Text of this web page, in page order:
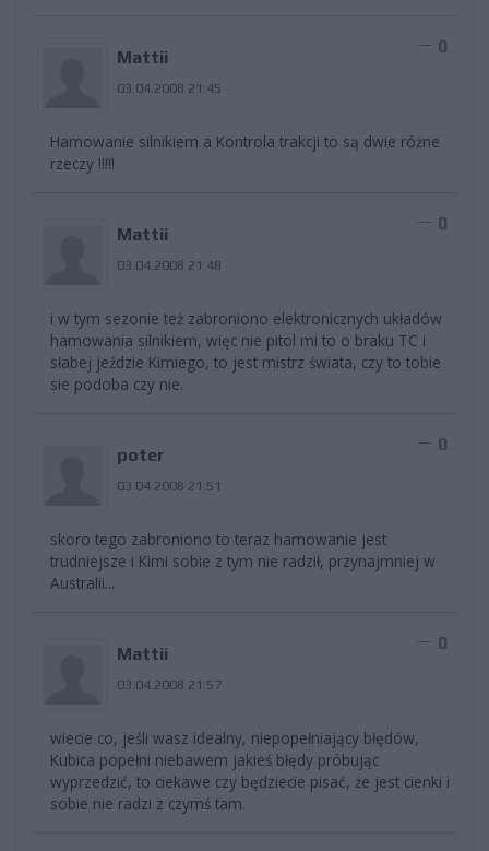
Mattii
03.04.2008 21:45
0
Hamowanie silnikiem a Kontrola trakcji to są dwie różne
rzeczy !!!!!
Mattii
03.04.2008 21:48
0
i w tym sezonie też zabroniono elektronicznych układów
hamowania silnikiem, więc nie pitol mi to o braku TC i
słabej jeździe Kimiego, to jest mistrz świata, czy to tobie
sie podoba czy nie.
poter
03.04.2008 21:51
0
skoro tego zabroniono to teraz hamowanie jest
trudniejsze i Kimi sobie z tym nie radził, przynajmniej w
Australii...
Mattii
03.04.2008 21:57
0
wiecie co, jeśli wasz idealny, niepopełniający błędów,
Kubica popełni niebawem jakieś błędy próbując
wyprzedzić, to ciekawe czy będziecie pisać, że jest cienki i
sobie nie radzi z czymś tam.